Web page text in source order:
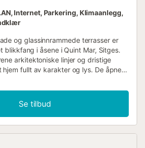
Internet, Parkering, Klimaanlegg,
og glassinnrammede terrasser er
blikkfang i åsene i Quint Mar, Sitges.
arkitektoniske linjer og dristige
hjem fullt av karakter og lys. De åpne
en elegant sentral glassheis som
med enkelhet. Det er seks stilige,
og tre bad, noe som gjør det til
storfamilier eller en vennegjeng.
Se tilbud